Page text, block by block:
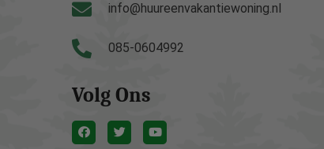
info@huureenvakantiewoning.nl
085-0604992
Volg Ons